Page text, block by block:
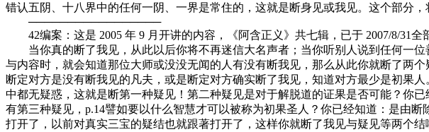
错认五阴、十八界中的任何一阴、一界是常住的，这就是断身见或我见。这个部分
─────────────────
42编案：这是 2005 年 9 月开讲的内容，《阿含正义》共七辑，已于 2007/8/31全
当你真的断了我见，从此以后你将不再迷信大名声者；当你听别人说到任何一位
与内容时，就会知道那位大师或没没无闻的人有没有断我见，那么从此你就断了两
断定对方是没有断我见的凡夫，或是断定对方确实断了我见，知道对方最少是初果
中都无疑惑，这就是断第一种疑见！第二种疑见是对于解脱道的证果是否可能？你
有第三种疑见，p.14譬如要以什么智慧才可以被称为初果圣人？你已经知道：是由
打开了，以前对真实三宝的疑结也就跟著打开了，这样你就断了我见与疑见等两个结